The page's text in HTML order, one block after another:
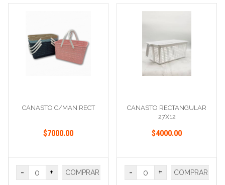
CANASTO C/MAN RECT
$7000.00
- + COMPRAR
CANASTO RECTANGULAR
27X12
$4000.00
- + COMPRAR